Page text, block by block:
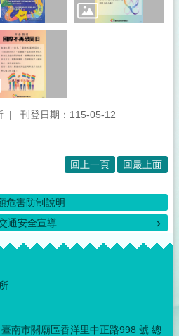
刊登日期：115-05-12
回上一頁 回最上面
危害防制說明
通安全宣導
南市關廟區香洋里中正路998 號 總